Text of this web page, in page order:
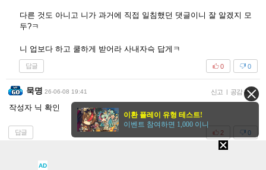
다른 것도 아니고 니가 과거에 직접 일침했던 댓글이니 잘 알겠지 모
두?ㅋ
니 업보다 하고 쿨하게 받어라 사내자슥 답게ㅋ
답글 0
0
묵명 26-06-08 19:41 신고 | 공감 확인
작성자 닉 확인
답글 0
2
AD
이환 플레이 유형 테스트!
이벤트 참여하면 1,000 이니